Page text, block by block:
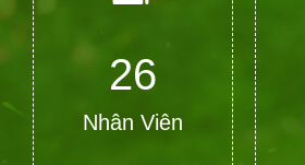
28
Nhân Viên